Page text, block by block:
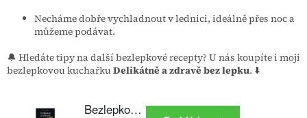
Necháme dobře vychladnout v lednici, ideálně přes noc a
můžeme podávat.
🔔 Hledáte tipy na další bezlepkové recepty? U nás koupíte i moji
bezlepkovou kuchařkuDelikátně a zdravě bez lepku. ⬇️